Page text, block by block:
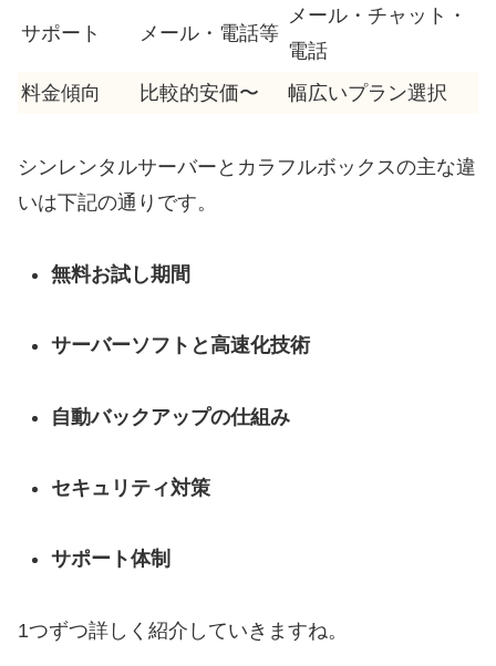
サポート メール・電話等
メール・チャット・
電話
料金傾向
比較的安価〜 幅広いプラン選択
シンレンタルサーバーとカラフルボックスの主な違
いは下記の通りです。
無料お試し期間
サーバーソフトと高速化技術
自動バックアップの仕組み
セキュリティ対策
サポート体制
1つずつ詳しく紹介していきますね。